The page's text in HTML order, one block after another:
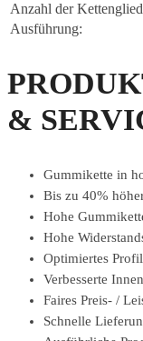
Anzahl der
Ausführung:
&
Gummikette in
Bis zu 40%
Hohe
Hohe
Optimiertes Profil
Verbesserte
Faires Preis- /
Schnelle